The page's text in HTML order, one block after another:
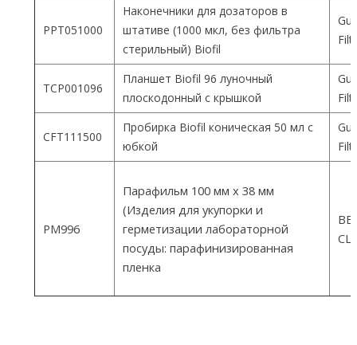
PPT051000
Наконечники для дозаторов в
штативе (1000 мкл, без фильтра
стерильный) Biofil
TCP001096
Планшет Biofil 96 луночный
плоскодонный с крышкой
CFT111500
Пробирка Biofil коническая 50 мл с
юбкой
PM996
Парафильм 100 мм х 38 мм
(Изделия для укупорки и
герметизации лабораторной
посуды: парафинизированная
пленка